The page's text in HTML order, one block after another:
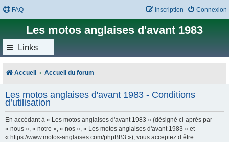
FAQ Connexion
Inscription
Les motos anglaises d'avant 1983
Links
Accueil Accueil du forum
Les motos anglaises d'avant 1983 - Conditions
d’utilisation
En accédant à « Les motos anglaises d'avant 1983 » (désigné ci-après par
« nous », « notre », « nos », « Les motos anglaises d'avant 1983 » et
« https://www.motos-anglaises.com/phpBB3 »), vous acceptez d’être